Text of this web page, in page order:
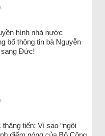
hình nhà nước
bố thông tin bà Nguyễn
sang Đức!
tiến: Vì sao “ngôi